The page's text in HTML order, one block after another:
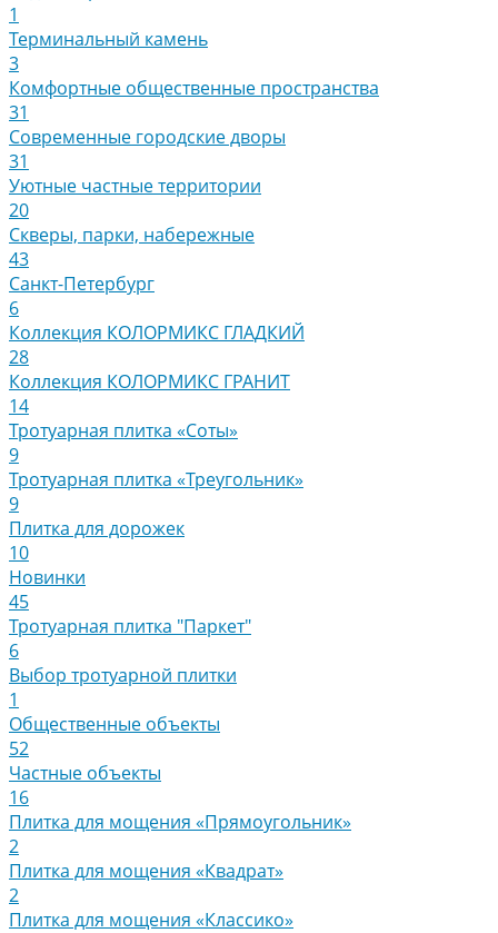
1
Терминальный камень
3
Комфортные общественные пространства
31
Современные городские дворы
31
Уютные частные территории
20
Скверы, парки, набережные
43
Санкт-Петербург
6
Коллекция КОЛОРМИКС ГЛАДКИЙ
28
Коллекция КОЛОРМИКС ГРАНИТ
14
Тротуарная плитка «Соты»
9
Тротуарная плитка «Треугольник»
9
Плитка для дорожек
10
Новинки
45
Тротуарная плитка "Паркет"
6
Выбор тротуарной плитки
1
Общественные объекты
52
Частные объекты
16
Плитка для мощения «Прямоугольник»
2
Плитка для мощения «Квадрат»
2
Плитка для мощения «Классико»